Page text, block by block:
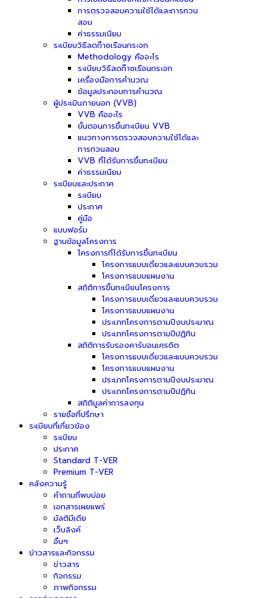
การตรวจสอบความใช้ได้และการทวน
สอบ
ค่าธรรมเนียม
ระเบียบวิธีลดก๊าซเรือนกระจก
Methodology คืออะไร
ระเบียบวิธีลดก๊าซเรือนกระจก
เครื่องมือการคำนวณ
ข้อมูลประกอบการคำนวณ
ผู้ประเมินภายนอก (VVB)
VVB คืออะไร
ขั้นตอนการขึ้นทะเบียน VVB
แนวทางการตรวจสอบความใช้ได้และ
การทวนสอบ
VVB ที่ได้รับการขึ้นทะเบียน
ค่าธรรมเนียม
ระเบียบและประกาศ
ระเบียบ
ประกาศ
คู่มือ
แบบฟอร์ม
ฐานข้อมูลโครงการ
โครงการที่ได้รับการขึ้นทะเบียน
โครงการแบบเดี่ยวและแบบควบรวม
โครงการแบบแผนงาน
สถิติการขึ้นทะเบียนโครงการ
โครงการแบบเดี่ยวและแบบควบรวม
โครงการแบบแผนงาน
ประเภทโครงการตามปีงบประมาณ
ประเภทโครงการตามปีปฏิทิน
สถิติการรับรองคาร์บอนเครดิต
โครงการแบบเดี่ยวและแบบควบรวม
โครงการแบบแผนงาน
ประเภทโครงการตามปีงบประมาณ
ประเภทโครงการตามปีปฏิทิน
สถิติมูลค่าการลงทุน
รายชื่อที่ปรึกษา
ระเบียบที่เกี่ยวข้อง
ระเบียบ
ประกาศ
Standard T-VER
Premium T-VER
คลังความรู้
คำถามที่พบบ่อย
เอกสารเผยแพร่
มัลติมีเดีย
เว็บลิงค์
อื่นๆ
ข่าวสารและกิจกรรม
ข่าวสาร
กิจกรรม
ภาพกิจกรรม